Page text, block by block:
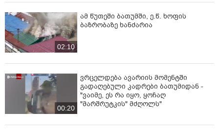
02:10
ამ წუთეში ბათუმში, ე.წ. ხოფის
ბაზრობაზე ხანძარია
00:20
ვრცელდება ავარიის მომენტში
გადაღებული კადრები ბათუმიდან -
"ვაიმე, ეს რა იყო, ყოჩაღ
"მარშრუტკის" მძღოლს"